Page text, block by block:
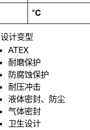
°C
设计变型
ATEX
耐磨保护
防腐蚀保护
耐压冲击
液体密封、防尘
气体密封
卫生设计
服务